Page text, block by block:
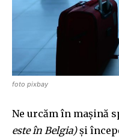
foto pixbay
Ne urcăm în mașină
este în Belgia)și